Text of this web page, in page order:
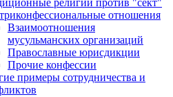
религии против "сект"
отношения
Взаимоотношения
мусульманских организаций
Православные юрисдикции
Прочие конфессии
примеры сотрудничества и